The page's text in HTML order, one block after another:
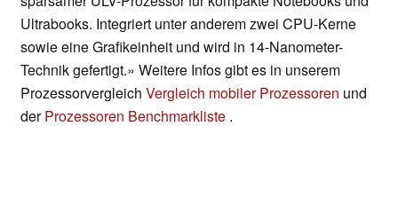
Ultrabooks. Integriert unter anderem zwei CPU-Kerne
sowie eine Grafikeinheit und wird in 14-Nanometer-
Technik gefertigt.» Weitere Infos gibt es in unserem
Prozessorvergleich Vergleich mobiler Prozessoren und
derProzessoren Benchmarkliste .